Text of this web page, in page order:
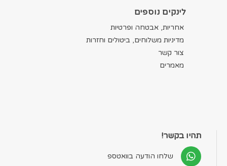
לינקים נוספים
אחריות, אבטחה ופרטיות
מדיניות משלוחים, ביטולים וחזרות
צור קשר
מאמרים
תהיו בקשר!
שלחו הודעה בוואטספ